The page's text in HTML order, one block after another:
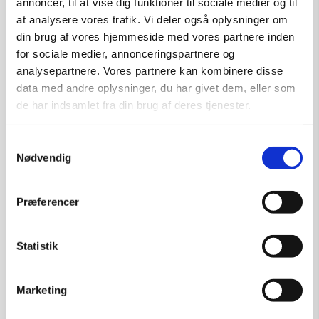
at analysere vores trafik. Vi deler også oplysninger om
din brug af vores hjemmeside med vores partnere inden
for sociale medier, annonceringspartnere og
analysepartnere. Vores partnere kan kombinere disse
data med andre oplysninger, du har givet dem, eller som
de har indsamlet fra din brug af deres tjenester.
Nødvendig
Præferencer
Statistik
Marketing
Falling – grafik af Ole Ahlberg